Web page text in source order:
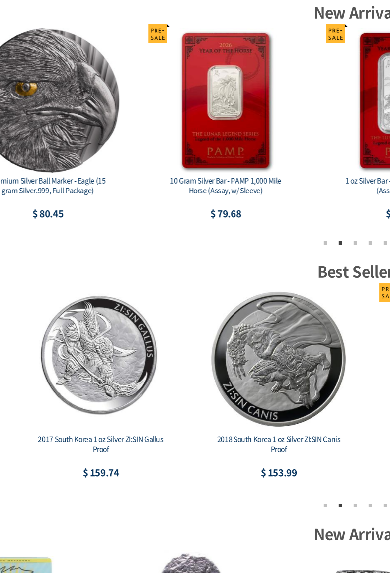
New
2026 Australia 1 kilo Silver Lunar Horse
BU (Series III) Color
$ 2,585.61
Scottsdale Mint Some Bunny Loves You 1
oz Silver Colorized Bar
Best
2019 South Korea 1 oz Silver Taekwondo
Proof 2-coin set
$ 269.53
2018 South Korea 1 oz Silver 1 Clay
Chiwoo Cheonwang Proof
$ 153.99
New